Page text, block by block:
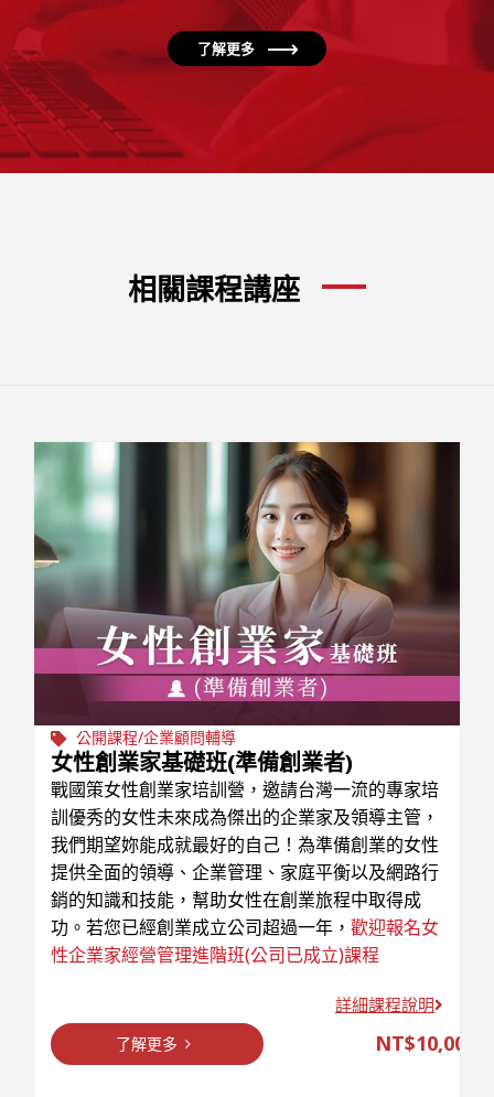
了解更多
相關課程講座
公開課程/企業顧問輔導
女性創業家基礎班(準備創業者)
戰國策女性創業家培訓營，邀請台灣一流的專家培
訓優秀的女性未來成為傑出的企業家及領導主管，
我們期望妳能成就最好的自己！為準備創業的女性
提供全面的領導、企業管理、家庭平衡以及網路行
銷的知識和技能，幫助女性在創業旅程中取得成
功。若您已經創業成立公司超過一年， 歡迎報名女
性企業家經營管理進階班(公司已成立)課程
詳細課程說明
了解更多 NT$10,000